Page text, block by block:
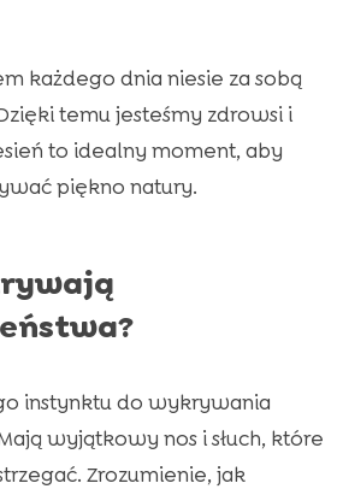
każdego dnia niesie za sobą
temu jesteśmy zdrowsi i
to idealny moment, aby
piękno natury.
instynktu do wykrywania
wyjątkowy nos i słuch, które
Zrozumienie, jak